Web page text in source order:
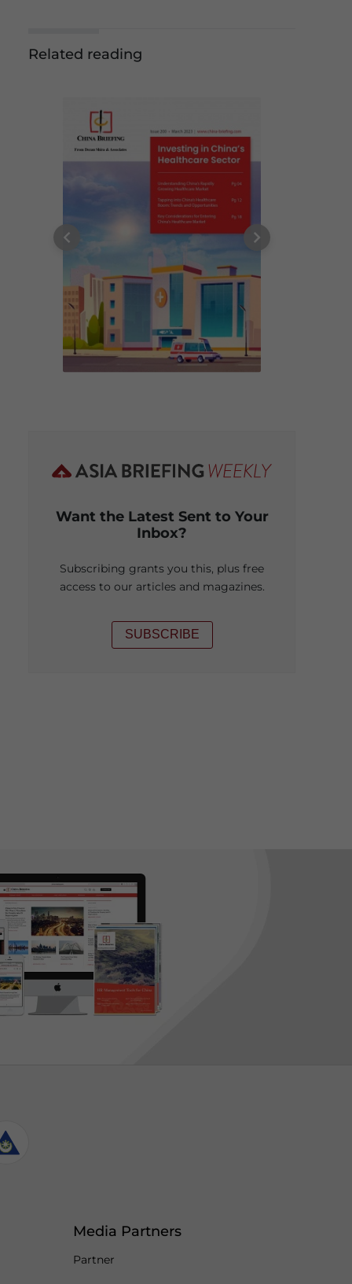
Related reading
Want the Latest Sent to Your
Inbox?
Subscribing grants you this, plus free
access to our articles and magazines.
SUBSCRIBE
Media Partners
Partner